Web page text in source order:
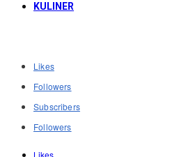
KULINER
Likes
Followers
Subscribers
Followers
Likes